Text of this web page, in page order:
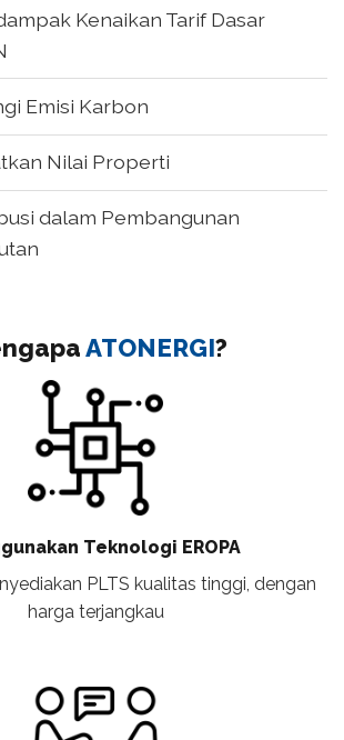
Kenaikan Tarif Dasar
Emisi Karbon
Nilai Properti
dalam Pembangunan
ATONERGI?
Teknologi EROPA
PLTS kualitas tinggi, dengan
harga terjangkau